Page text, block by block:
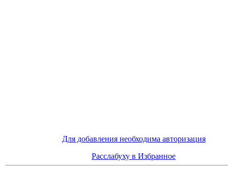
Для добавления необходима авторизация
Расслабуху в Избранное